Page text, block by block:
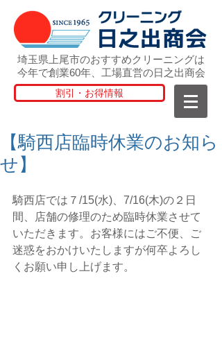
埼玉県上尾市のおすすめクリーニングは
今年で創業60年、工場直営の日之出商会
割引・お得情報
【騎西店臨時休業のお知ら
せ】
騎西店では７/15(水)、7/16(木)の２日
間、店舗の修理のため臨時休業させて
いただきます。お客様にはご不便、ご
迷惑をおかけいたしますが何卒よろし
くお願い申し上げます。